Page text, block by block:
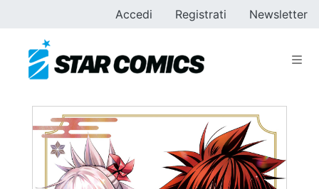
Accedi Registrati Newsletter